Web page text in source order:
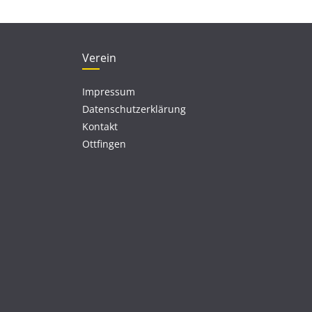
Verein
Impressum
Datenschutzerklärung
Kontakt
Ottfingen